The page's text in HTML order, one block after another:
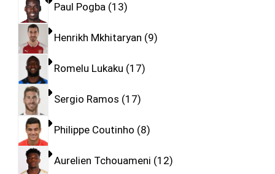
Paul Pogba 13
Henrikh Mkhitaryan 9
Romelu Lukaku 17
Sergio Ramos 17
Philippe Coutinho 8
Aurelien Tchouameni 12